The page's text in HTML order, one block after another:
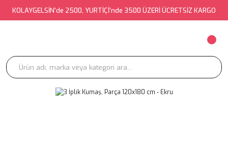
KOLAYGELSİN'de 2500, YURTİÇİ'nde 3500 ÜZERİ ÜCRETSİZ KARGO